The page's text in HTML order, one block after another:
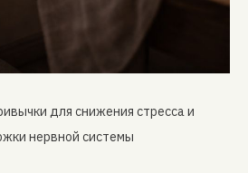
для снижения стресса и
нервной системы